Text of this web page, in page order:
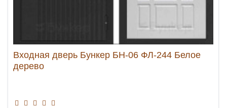
Входная дверь Бункер БН-06 ФЛ-244 Белое
дерево